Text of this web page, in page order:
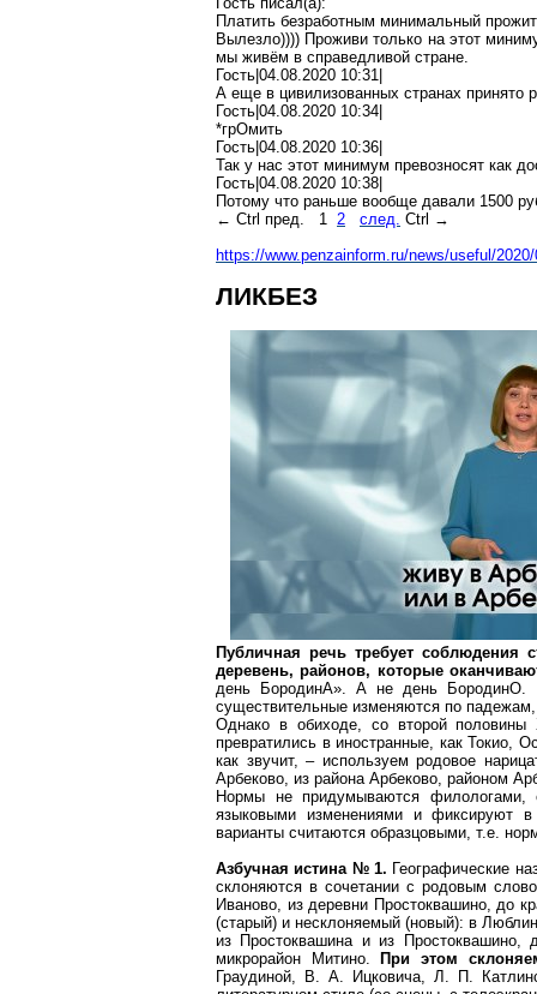
Платить безработным минимальный
Вылезло)))) Проживи только на этот
мы живём в справедливой стране.
Гость|04.08.2020 10:31|
А еще в цивилизованных странах принято
Гость|04.08.2020 10:34|
*грОмить
Гость|04.08.2020 10:36|
Так у нас этот минимум превозносят как
Гость|04.08.2020 10:38|
Потому что раньше вообще давали 1500
← Ctrl пред. 1 2 след. Ctrl →
https://www.penzainform.ru/news/useful /
ЛИКБЕЗ
Публичная речь требует соблюдения
деревень, районов, которые
день
БородинА». А не день БородинО.
существительные изменяются по
Однако в обиходе, со второй половины
превратились в иностранные, как Токио,
как звучит, – используем родовое
Арбеково, из района Арбеково, районом
Нормы не придумываются филологами,
языковыми изменениями и фиксируют
варианты считаются образцовыми, т.е.
Азбучная истина № 1. Географические
склоняются в сочетании с родовым
Иваново, из деревни Простоквашино, до
(старый) и несклоняемый (новый): в
из Простоквашинаи из Простоквашино,
микрорайон Митино.
При этом
Граудиной, В. А. Ицковича, Л. П.